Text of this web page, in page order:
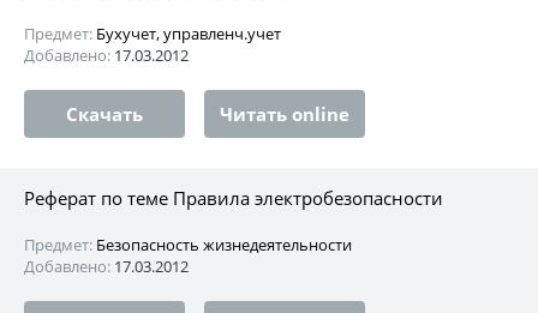
Предмет: Бухучет, управленч.учет
Добавлено: 17.03.2012
Скачать Читать online
Реферат по теме Правила электробезопасности
Предмет: Безопасность жизнедеятельности
Добавлено: 17.03.2012